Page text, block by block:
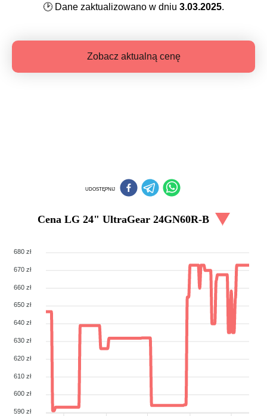
🕑 Dane zaktualizowano w dniu 3.03.2025.
Zobacz aktualną cenę
UDOSTĘPNIJ
Cena LG 24" UltraGear 24GN60R-B
680 zł
670 zł
660 zł
650 zł
640 zł
630 zł
620 zł
610 zł
600 zł
590 zł